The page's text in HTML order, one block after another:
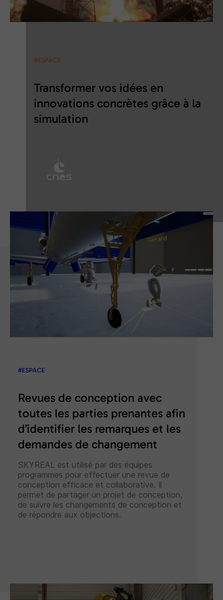
#ESPACE
Transformer vos idées en
innovations concrètes grâce à la
simulation
#ESPACE
Revues de conception avec
toutes les parties prenantes afin
d’identifier les remarques et les
demandes de changement
SKYREAL est utilisé par des équipes
programmes pour effectuer une revue de
conception efficace et collaborative. Il
permet de partager un projet de conception,
de suivre les changements de conception et
de répondre aux objections.